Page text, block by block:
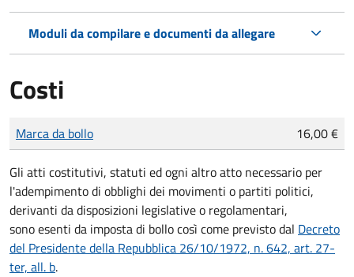
Moduli da compilare e documenti da allegare
Costi
Tipo di pagamento
Importo
Marca da bollo 16,00 €
Gli atti costitutivi, statuti ed ogni altro atto necessario per
l'adempimento di obblighi dei movimenti o partiti politici,
derivanti da disposizioni legislative o regolamentari,
sonoesenti da imposta di bollocosì come previsto dal Decreto
del Presidente della Repubblica 26/10/1972, n. 642, art. 27-
ter, all. b.